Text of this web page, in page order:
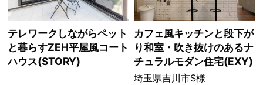
テレワークしながらペット
と暮らすZEH平屋風コート
ハウス(STORY)
カフェ風キッチンと段下が
り和室・吹き抜けのあるナ
チュラルモダン住宅(EXY)
埼玉県吉川市S様